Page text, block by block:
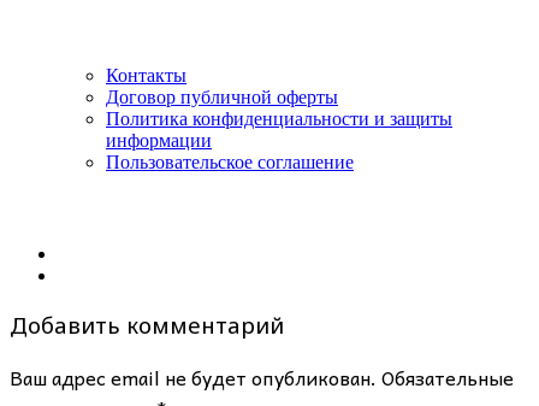
Контакты
Договор публичной оферты
Политика конфиденциальности и защиты
информации
Пользовательское соглашение
Добавить комментарий
Ваш адрес email не будет опубликован. Обязательные